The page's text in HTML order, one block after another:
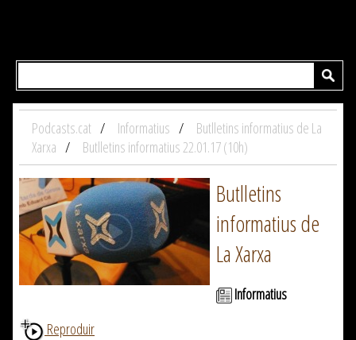
Podcasts.cat Informatius
Butlletins informatius de La
Xarxa
Butlletins informatius 22.01.17 (10h)
Butlletins
informatius de
La Xarxa
Informatius
Reproduir